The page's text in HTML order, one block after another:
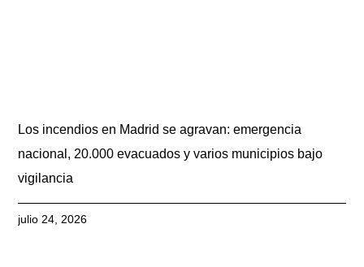
Los incendios en Madrid se agravan: emergencia
nacional, 20.000 evacuados y varios municipios bajo
vigilancia
julio 24, 2026